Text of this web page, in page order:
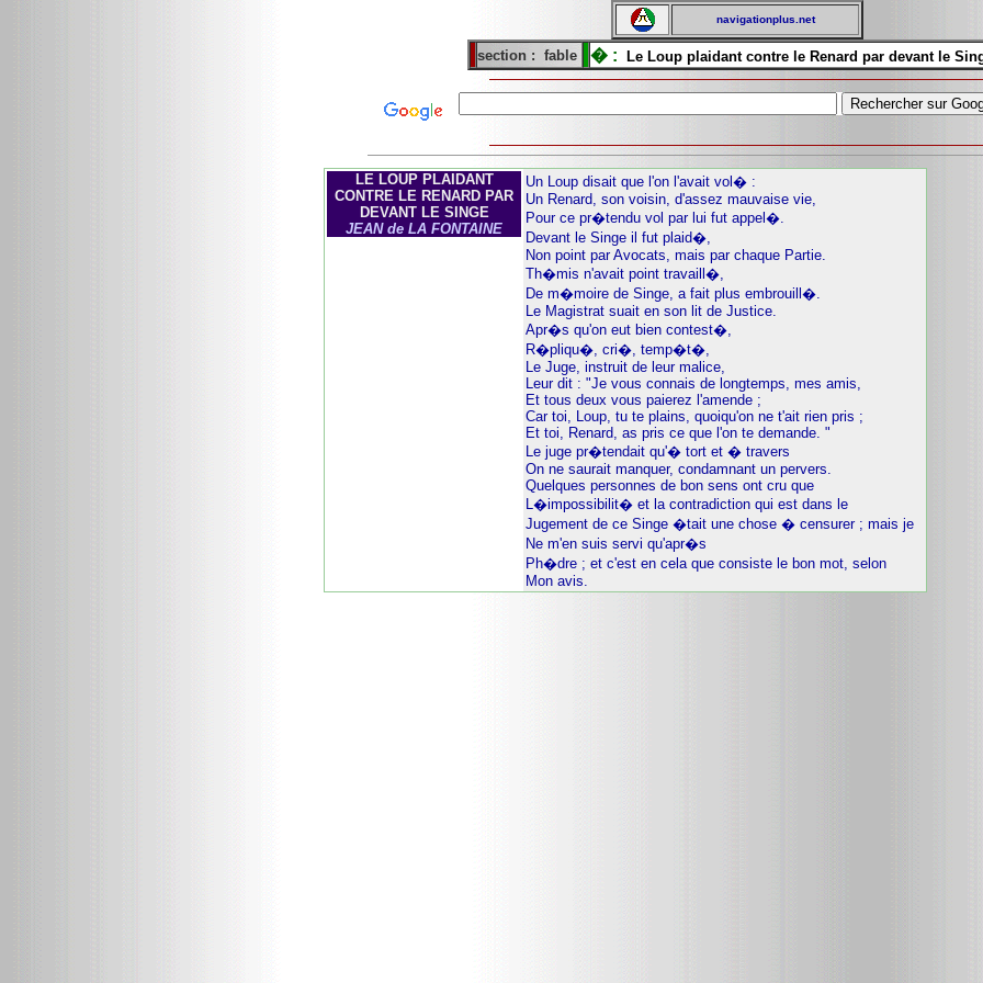
navigationplus.net
section : fable � : Le Loup plaidant contre le Renard par devant le
LE LOUP PLAIDANT
CONTRE LE RENARD PAR
DEVANT LE SINGE
JEAN de LA FONTAINE
Un Loup disait que l'on l'avait vol� :
Un Renard, son voisin, d'assez mauvaise vie,
Pour ce pr�tendu vol par lui fut appel�.
Devant le Singe il fut plaid�,
Non point par Avocats, mais par chaque Partie.
Th�mis n'avait point travaill�,
De m�moire de Singe, a fait plus embrouill�.
Le Magistrat suait en son lit de Justice.
Apr�s qu'on eut bien contest�,
R�pliqu�, cri�, temp�t�,
Le Juge, instruit de leur malice,
Leur dit : "Je vous connais de longtemps, mes amis,
Et tous deux vous paierez l'amende ;
Car toi, Loup, tu te plains, quoiqu'on ne t'ait rien pris ;
Et toi, Renard, as pris ce que l'on te demande. "
Le juge pr�tendait qu'� tort et � travers
On ne saurait manquer, condamnant un pervers.
Quelques personnes de bon sens ont cru que
L�impossibilit� et la contradiction qui est dans le
Jugement de ce Singe �tait une chose � censurer ; mais je
Ne m'en suis servi qu'apr�s
Ph�dre ; et c'est en cela que consiste le bon mot, selon
Mon avis.